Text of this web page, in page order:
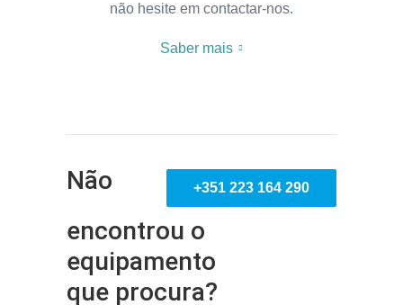
não hesite em contactar-nos.
Saber mais
+351 223 164 290
Não
encontrou o
equipamento
que procura?